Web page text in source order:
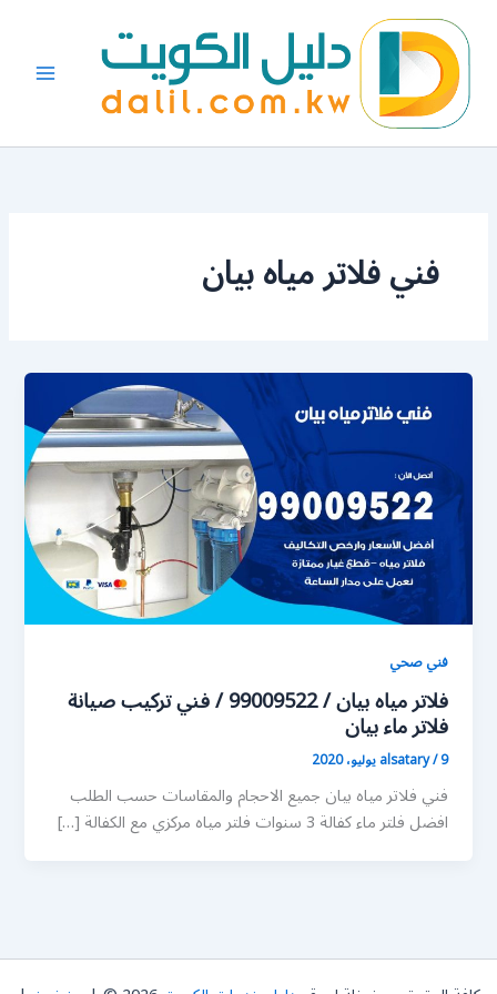
المحتوى
فني فلاتر مياه بيان
فني صحي
فلاتر مياه بيان / 99009522 / فني تركيب صيانة
فلاتر ماء بيان
alsatary/9 يوليو، 2020
فني فلاتر مياه بيان جميع الاحجام والمقاسات حسب الطلب
افضل فلتر ماء كفالة 3 سنوات فلتر مياه مركزي مع الكفالة […]